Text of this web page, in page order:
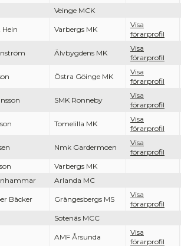
Veinge MCK
Hein Varbergs MK
Visa
förarprofil
Älvbygdens MK
Visa
förarprofil
Östra Göinge MK
Visa
förarprofil
SMK Ronneby
Visa
förarprofil
Tomelilla MK
Visa
förarprofil
Nmk Gardermoen
Visa
förarprofil
Varbergs MK
Arlanda MC
Bäcker Grängesbergs MS
Visa
förarprofil
Sotenäs MCC
AMF Årsunda
Visa
förarprofil